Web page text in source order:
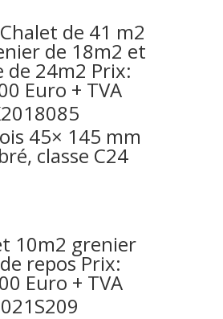
de 41 m2
de 18m2 et
de 24m2 Prix:
Euro + TVA
45× 145 mm
classe C24
10m2 grenier
repos Prix:
Euro + TVA